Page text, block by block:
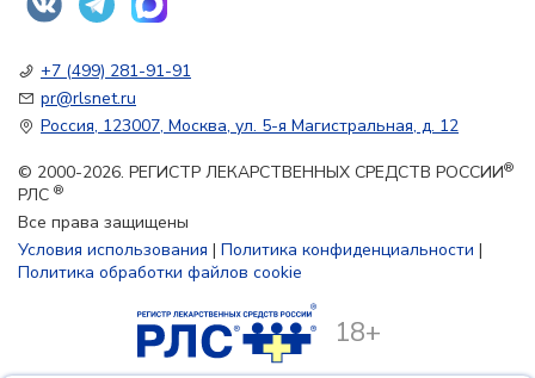
+7 (499) 281-91-91
pr@rlsnet.ru
Россия, 123007, Москва, ул. 5-я Магистральная, д. 12
© 2000-2026. РЕГИСТР ЛЕКАРСТВЕННЫХ СРЕДСТВ РОССИИ®
РЛС ®
Все права защищены
Условия использования | Политика конфиденциальности |
Политика обработки файлов cookie
18+